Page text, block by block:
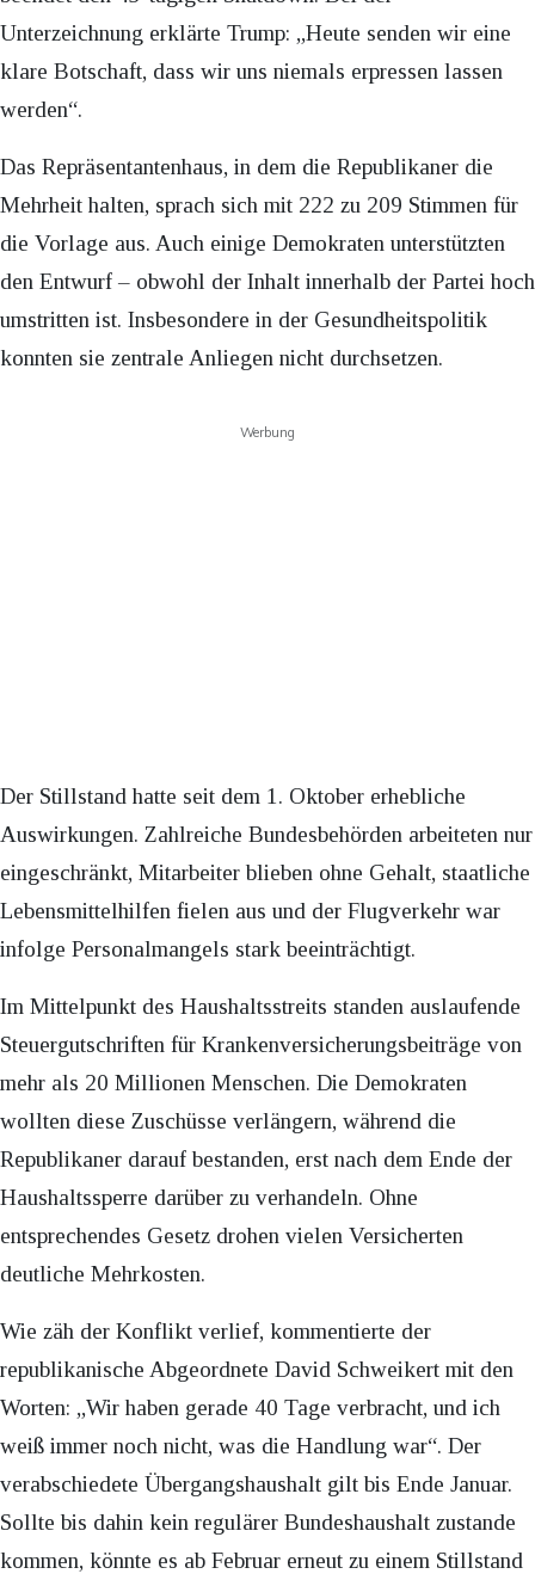
Unterzeichnung erklärte Trump: „Heute senden wir eine
klare Botschaft, dass wir uns niemals erpressen lassen
werden“.
Das Repräsentantenhaus, in dem die Republikaner die
Mehrheit halten, sprach sich mit 222 zu 209 Stimmen für
die Vorlage aus. Auch einige Demokraten unterstützten
den Entwurf – obwohl der Inhalt innerhalb der Partei hoch
umstritten ist. Insbesondere in der Gesundheitspolitik
konnten sie zentrale Anliegen nicht durchsetzen.
Werbung
Der Stillstand hatte seit dem 1. Oktober erhebliche
Auswirkungen. Zahlreiche Bundesbehörden arbeiteten nur
eingeschränkt, Mitarbeiter blieben ohne Gehalt, staatliche
Lebensmittelhilfen fielen aus und der Flugverkehr war
infolge Personalmangels stark beeinträchtigt.
Im Mittelpunkt des Haushaltsstreits standen auslaufende
Steuergutschriften für Krankenversicherungsbeiträge von
mehr als 20 Millionen Menschen. Die Demokraten
wollten diese Zuschüsse verlängern, während die
Republikaner darauf bestanden, erst nach dem Ende der
Haushaltssperre darüber zu verhandeln. Ohne
entsprechendes Gesetz drohen vielen Versicherten
deutliche Mehrkosten.
Wie zäh der Konflikt verlief, kommentierte der
republikanische Abgeordnete David Schweikert mit den
Worten: „Wir haben gerade 40 Tage verbracht, und ich
weiß immer noch nicht, was die Handlung war“. Der
verabschiedete Übergangshaushalt gilt bis Ende Januar.
Sollte bis dahin kein regulärer Bundeshaushalt zustande
kommen, könnte es ab Februar erneut zu einem Stillstand